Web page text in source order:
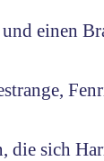
einen
die sich